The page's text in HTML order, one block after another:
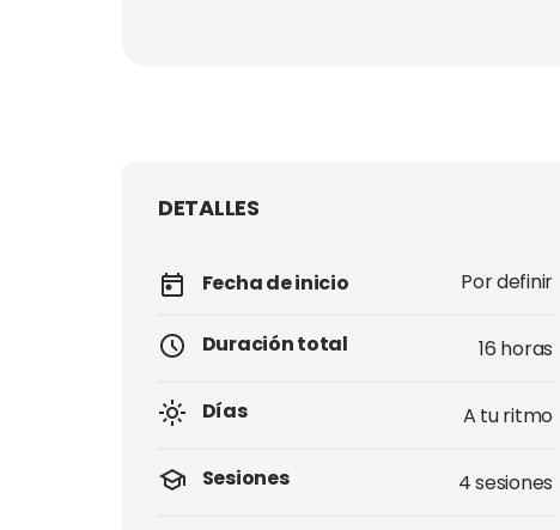
DETALLES
Fecha de inicio Por definir
Duración total 16 horas
Días A tu ritmo
Sesiones 4 sesiones